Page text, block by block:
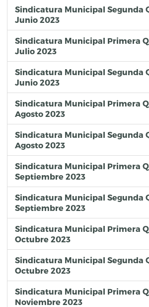
Sindicatura Municipal Segunda
Junio 2023
Sindicatura Municipal Primera
Julio 2023
Sindicatura Municipal Segunda
Junio 2023
Sindicatura Municipal Primera
Agosto 2023
Sindicatura Municipal Segunda
Agosto 2023
Sindicatura Municipal Primera
Septiembre 2023
Sindicatura Municipal Segunda
Septiembre 2023
Sindicatura Municipal Primera
Octubre 2023
Sindicatura Municipal Segunda
Octubre 2023
Sindicatura Municipal Primera
Noviembre 2023